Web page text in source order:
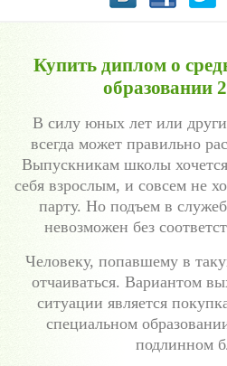
Купить диплом о
образовании
В силу юных лет или
всегда может правильно
Выпускникам школы хочется
себя взрослым, и совсем не
парту. Но подъем в
невозможен без
Человеку, попавшему в
отчаиваться. Вариантом
ситуации является
специальном
подлинном